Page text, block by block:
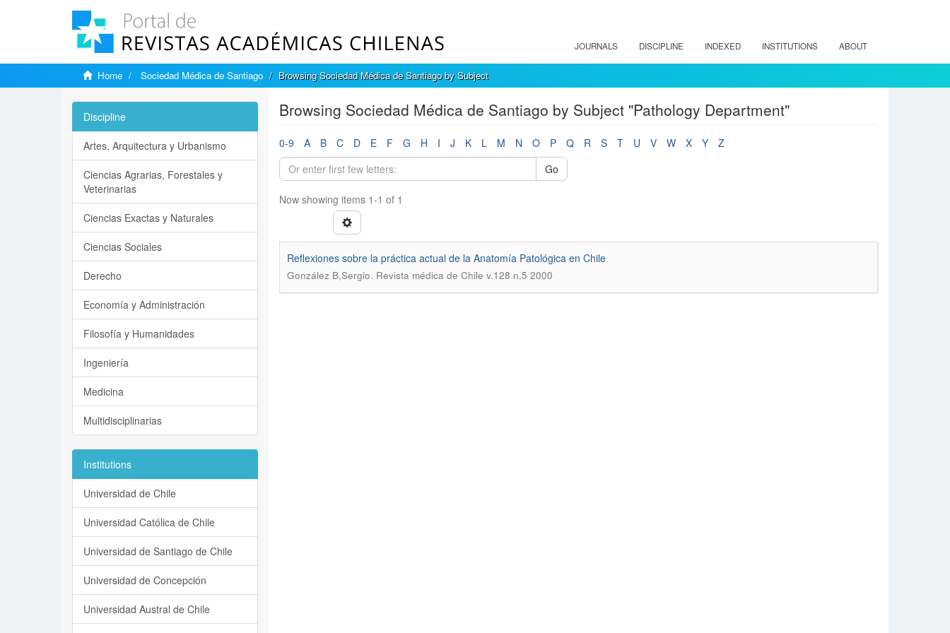
JOURNALS DISCIPLINE INDEXED INSTITUTIONS ABOUT
Home Sociedad Médica de Santiago Browsing Sociedad Médica de Santiago by Subject
Browsing Sociedad Médica de Santiago by Subject "Pathology Department"
0-9 A B C D E F G H I J K L M N O P Q R S T U V W X Y
Z
Go
Now showing items 1-1 of 1
Reflexiones sobre la práctica actual de la Anatomía Patológica en Chile
González B,Sergio. Revista médica de Chile v.128 n.5 2000
Discipline
Artes, Arquitectura y Urbanismo
Ciencias Agrarias, Forestales y
Veterinarias
Ciencias Exactas y Naturales
Ciencias Sociales
Derecho
Economía y Administración
Filosofía y Humanidades
Ingeniería
Medicina
Multidisciplinarias
Institutions
Universidad de Chile
Universidad Católica de Chile
Universidad de Santiago de Chile
Universidad de Concepción
Universidad Austral de Chile